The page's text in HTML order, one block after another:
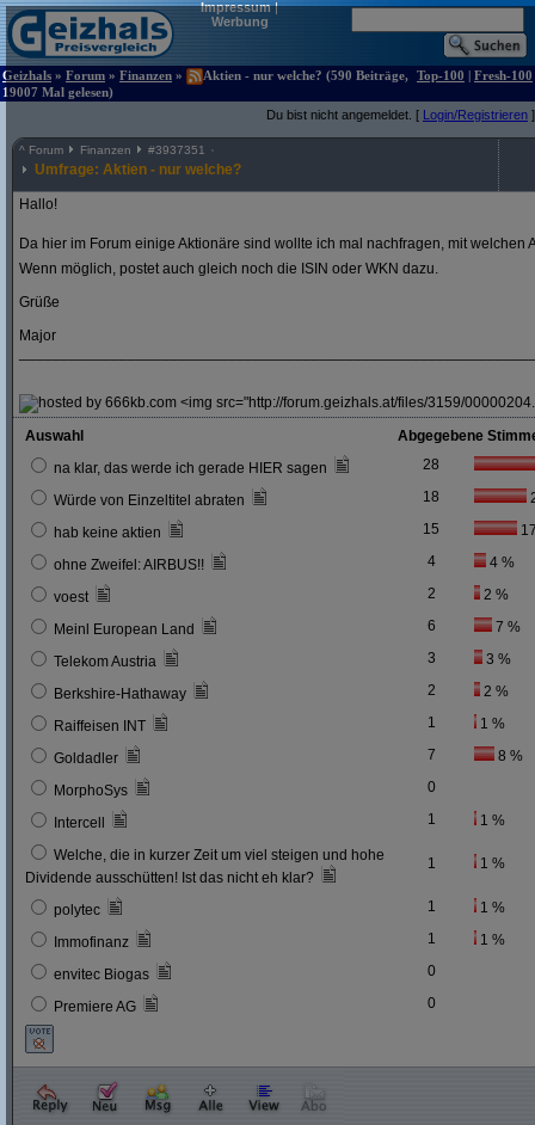
Impressum|
Werbung
Geizhals » Forum » Finanzen »
Aktien - nur welche? (590 Beiträge,
19007 Mal gelesen)
Top-100 | Fresh-100
Du bist nicht angemeldet. [ Login/Registrieren ]
^ Forum Finanzen #3937351
Umfrage: Aktien - nur welche?
Hallo!
Da hier im Forum einige Aktionäre sind wollte ich mal nachfragen, mit welchen
Wenn möglich, postet auch gleich noch die ISIN oder WKN dazu.
Grüße
Major
<img src="http://forum.geizhals.at/files/3159/
Auswahl
Abgegebene
na klar, das werde ich gerade HIER sagen
28
Würde von Einzeltitel abraten 18
hab keine aktien 15
ohne Zweifel: AIRBUS!! 4 4 %
voest 2 2 %
Meinl European Land 6 7 %
Telekom Austria 3 3 %
Berkshire-Hathaway 2 2 %
Raiffeisen INT 1 1 %
Goldadler 7 8 %
MorphoSys 0
Intercell 1 1 %
Welche, die in kurzer Zeit um viel steigen und hohe
Dividende ausschütten! Ist das nicht eh klar?
1 1 %
polytec 1 1 %
Immofinanz 1 1 %
envitec Biogas 0
Premiere AG 0